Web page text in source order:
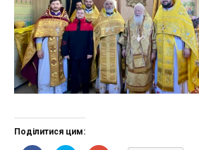
Поділитися цим: